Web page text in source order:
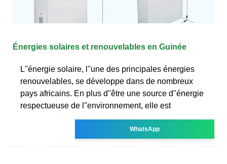
Énergies solaires et renouvelables en Guinée
L''énergie solaire, l''une des principales énergies
renouvelables, se développe dans de nombreux
pays africains. En plus d''être une source d''énergie
respectueuse de l''environnement, elle est
WhatsApp